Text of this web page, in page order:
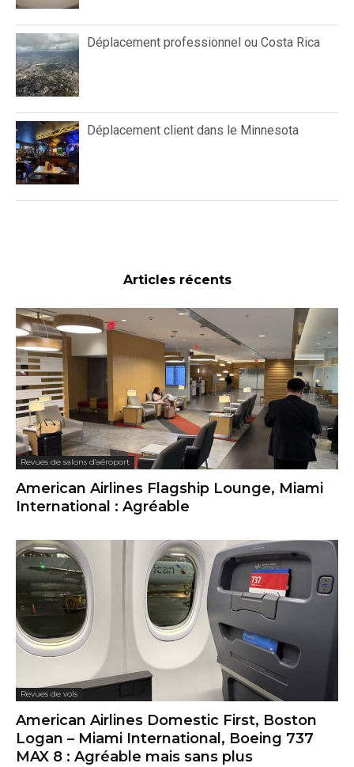
Déplacement professionnel ou Costa Rica
Déplacement client dans le Minnesota
Articles récents
Revues de salons d'aéroport
American Airlines Flagship Lounge, Miami
International : Agréable
Revues de vols
American Airlines Domestic First, Boston
Logan – Miami International, Boeing 737
MAX 8 : Agréable mais sans plus